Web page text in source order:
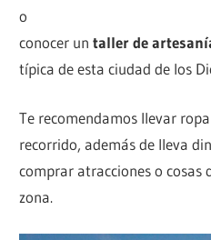
o
conocer untaller de
típica de esta ciudad de los
Te recomendamos llevar
recorrido, además de lleva
comprar atracciones o cosas
zona.